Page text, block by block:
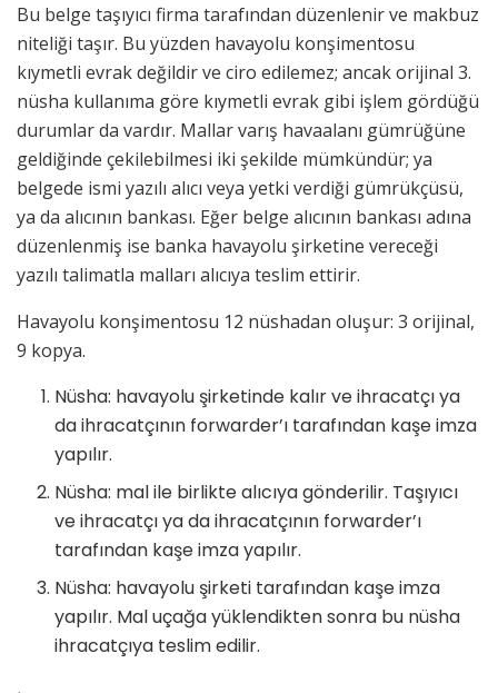
Bu belge taşıyıcı firma tarafından düzenlenir ve makbuz
niteliği taşır. Bu yüzden havayolu konşimentosu
kıymetli evrak değildir ve ciro edilemez; ancak orijinal 3.
nüsha kullanıma göre kıymetli evrak gibi işlem gördüğü
durumlar da vardır. Mallar varış havaalanı gümrüğüne
geldiğinde çekilebilmesi iki şekilde mümkündür; ya
belgede ismi yazılı alıcı veya yetki verdiği gümrükçüsü,
ya da alıcının bankası. Eğer belge alıcının bankası adına
düzenlenmiş ise banka havayolu şirketine vereceği
yazılı talimatla malları alıcıya teslim ettirir.
Havayolu konşimentosu 12 nüshadan oluşur: 3 orijinal,
9 kopya.
Nüsha: havayolu şirketinde kalır ve ihracatçı ya
da ihracatçının forwarder’ı tarafından kaşe imza
yapılır.
Nüsha: mal ile birlikte alıcıya gönderilir. Taşıyıcı
ve ihracatçı ya da ihracatçının forwarder’ı
tarafından kaşe imza yapılır.
Nüsha: havayolu şirketi tarafından kaşe imza
yapılır. Mal uçağa yüklendikten sonra bu nüsha
ihracatçıya teslim edilir.